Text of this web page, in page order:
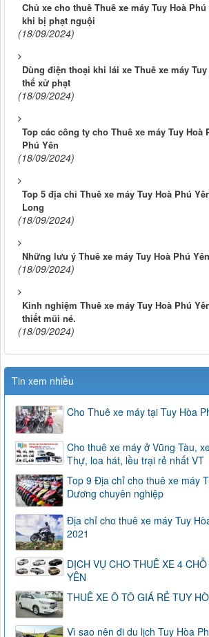
Chủ xe cho thuê Thuê xe máy Tuy Hoà
khi bị phạt nguội
(18/09/2024)
Dùng điện thoại khi lái xe Thuê xe máy
thể xử phạt
(18/09/2024)
Top các công ty cho Thuê xe máy Tuy Hoà
Phú Yên
(18/09/2024)
Top 5 địa chỉ Thuê xe máy Tuy Hoà Phú
Long
(18/09/2024)
Những lưu ý Thuê xe máy Tuy Hoà Phú
(18/09/2024)
Kinh nghiệm Thuê xe máy Tuy Hoà Phú
thiết mũi né.
(18/09/2024)
Tin xem nhiều
Cho Thuê xe máy tại Tuy Hòa
Cho thuê xe máy ở Vũng Tàu,
Thự, loa hát, lều trại rẻ nhất VT
Top 9 Địa chỉ cho thuê xe máy
Dương chuyên nghiệp
Địa chỉ cho thuê xe máy Tuy
2021
DỊCH VỤ CHO THUÊ XE 4
YÊN
THUÊ XE Ô TÔ GIÁ RẺ TUY
Vì sao nên đi du lịch Tuy Hòa